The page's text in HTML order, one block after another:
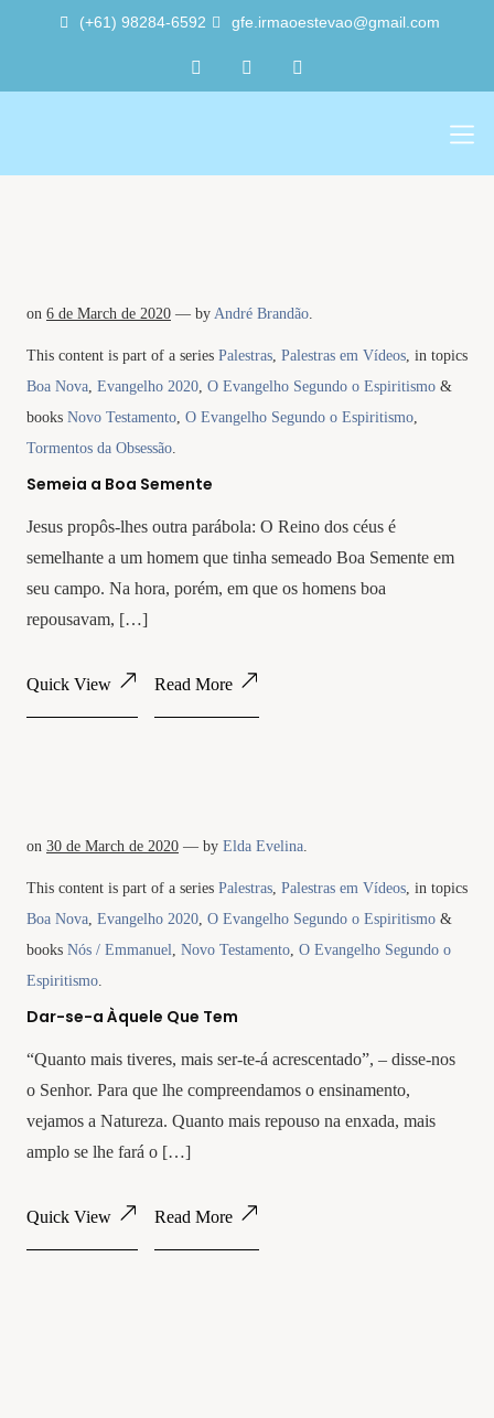
(+61) 98284-6592 gfe.irmaoestevao@gmail.com
on 6 de March de 2020 — by André Brandão
This content is part of a series Palestras Palestras em Vídeos , in topics
Boa Nova Evangelho 2020 O Evangelho Segundo o Espiritismo &
books Novo Testamento O Evangelho Segundo o Espiritismo
Tormentos da Obsessão
Semeia a Boa Semente
Jesus propôs-lhes outra parábola: O Reino dos céus é
semelhante a um homem que tinha semeado Boa Semente em
seu campo. Na hora, porém, em que os homens boa
repousavam, […]
Quick View Read More
on 30 de March de 2020 — by Elda Evelina
This content is part of a series Palestras Palestras em Vídeos , in topics
Boa Nova Evangelho 2020 O Evangelho Segundo o Espiritismo &
books Nós / Emmanuel Novo Testamento O Evangelho Segundo o
Espiritismo
Dar-se-a Àquele Que Tem
“Quanto mais tiveres, mais ser-te-á acrescentado”, – disse-nos
o Senhor. Para que lhe compreendamos o ensinamento,
vejamos a Natureza. Quanto mais repouso na enxada, mais
amplo se lhe fará o […]
Quick View Read More